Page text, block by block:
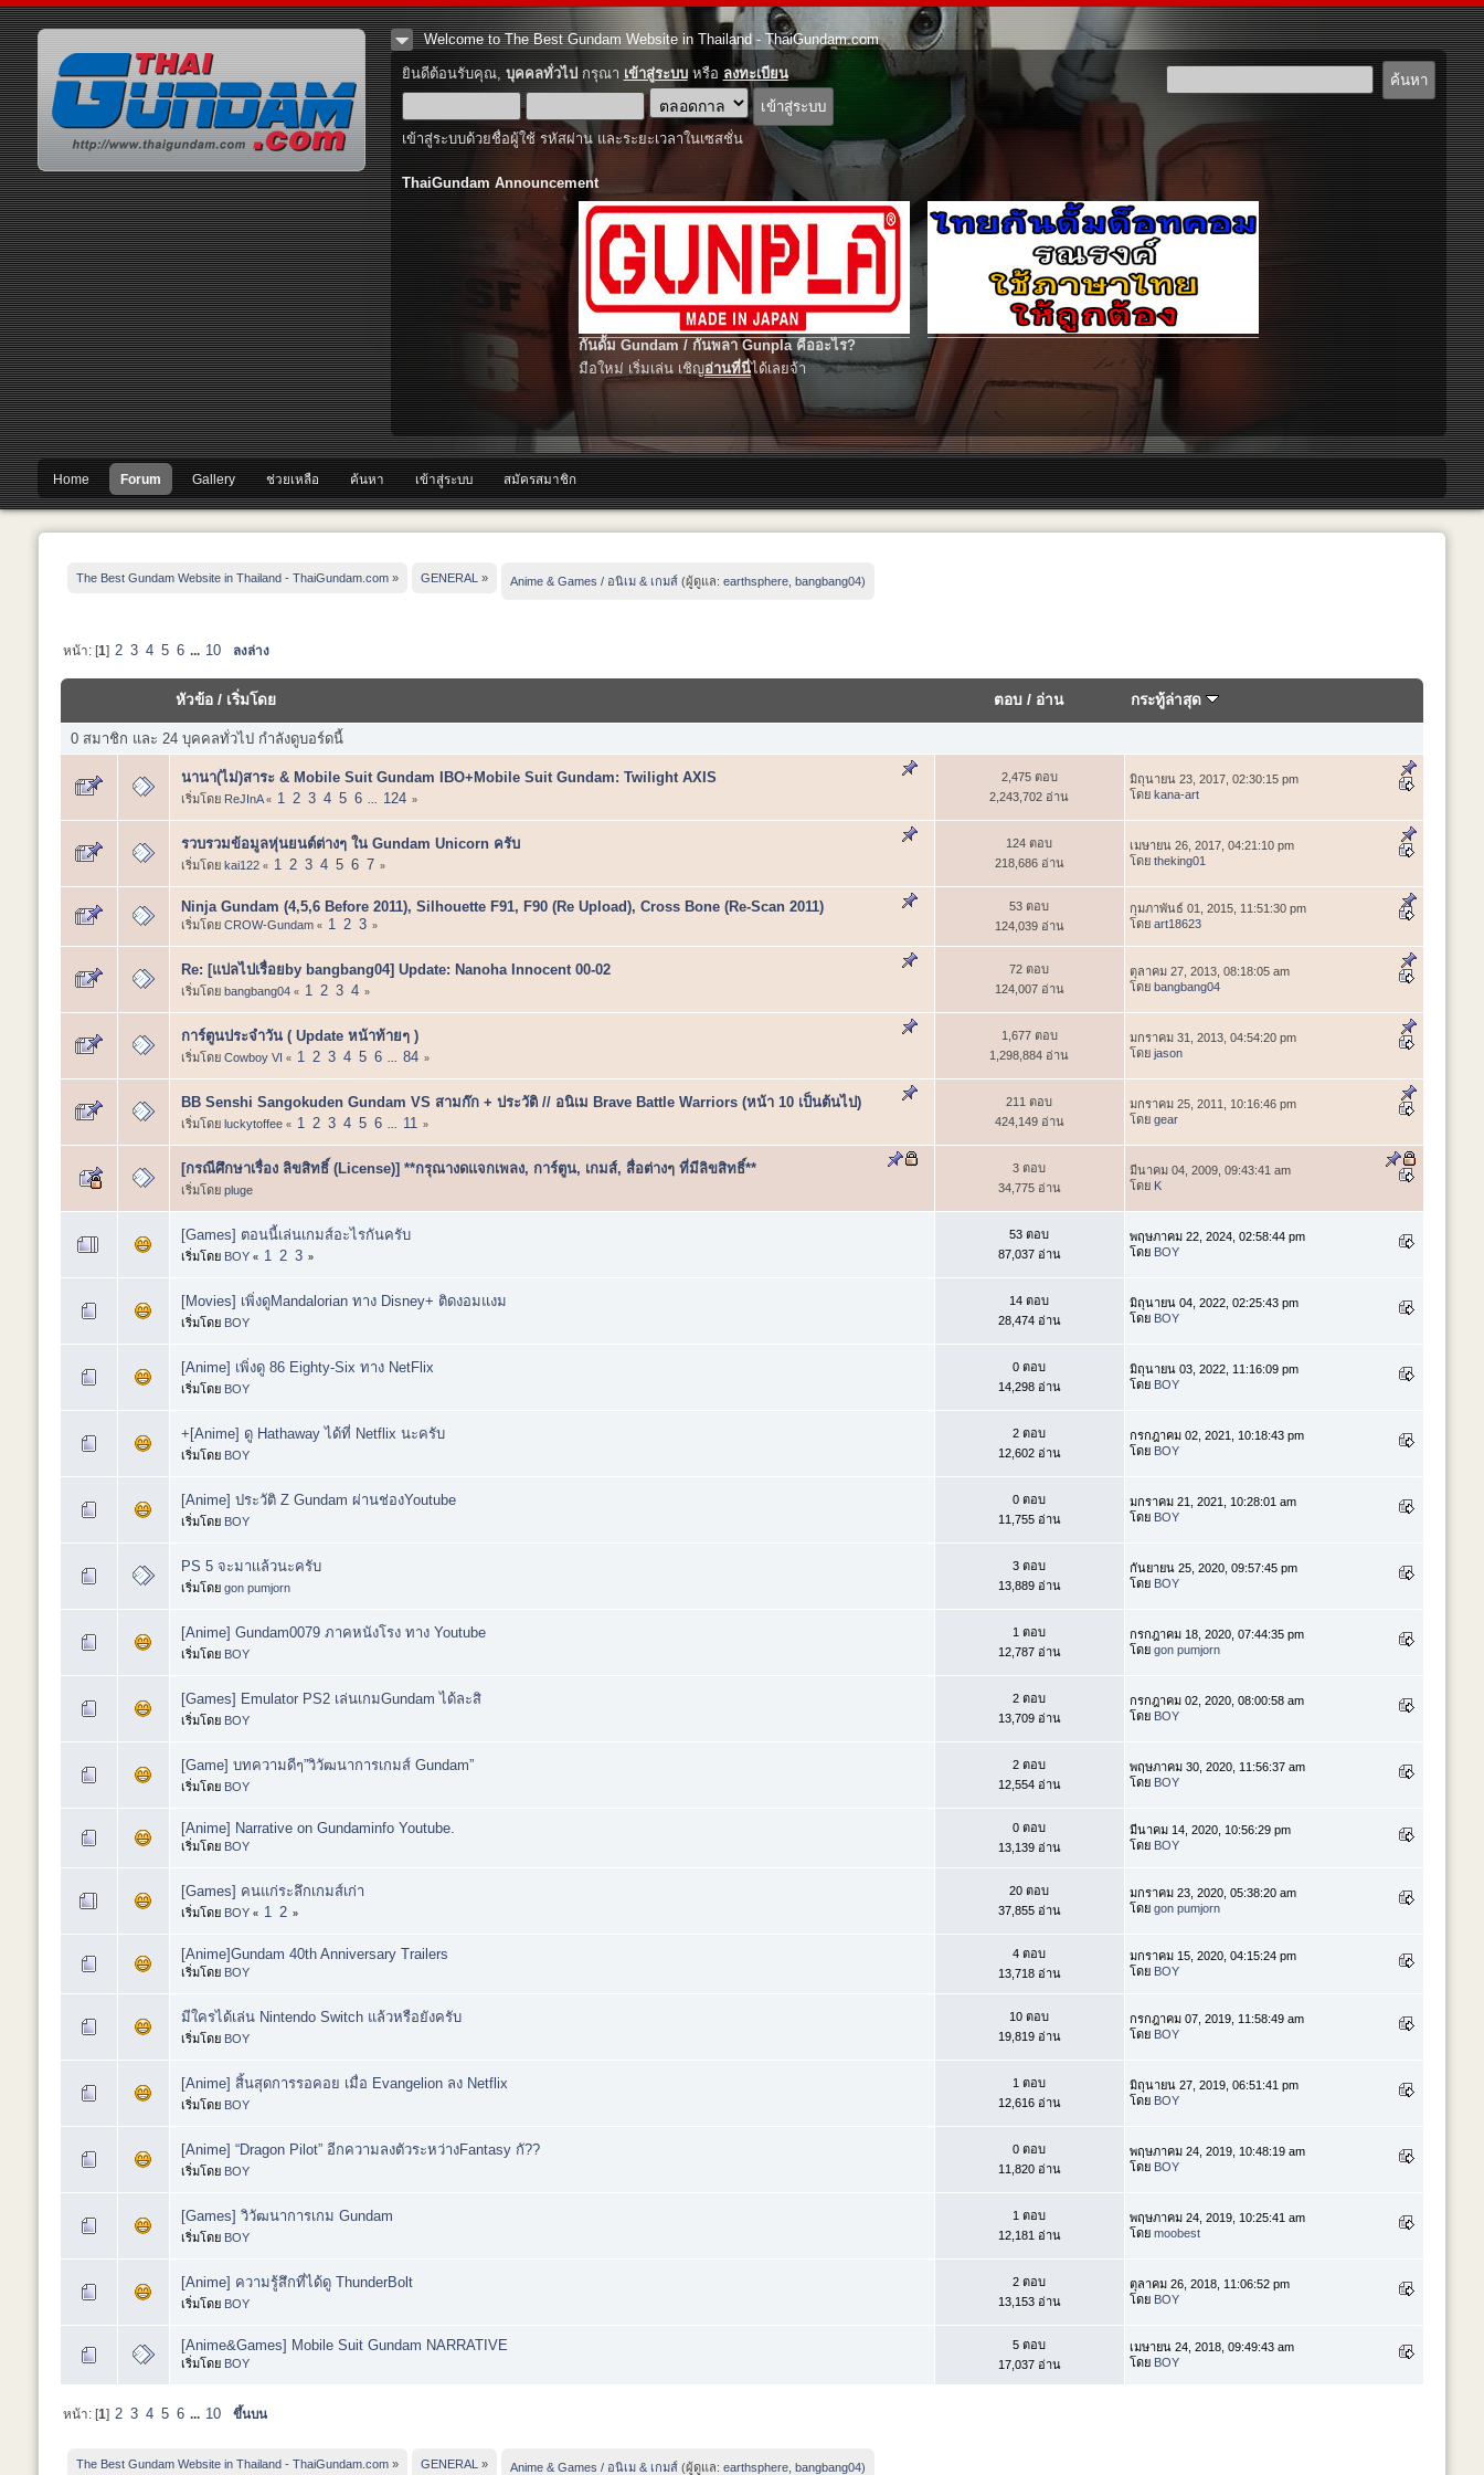
Welcome to The Best Gundam Website in Thailand - ThaiGundam.com
ยินดีต้อนรับคุณ, บุคคลทั่วไปกรุณา เข้าสู่ระบบหรือ ลงทะเบียน
เข้าสู่ระบบด้วยชื่อผู้ใช้ รหัสผ่าน และระยะเวลาในเซสชั่น
ThaiGundam Announcement
กันดั้ม Gundam / กันพลา Gunpla คืออะไร?
มือใหม่ เริ่มเล่น เชิญอ่านที่นี่ได้เลยจ้า
Home Forum Gallery ช่วยเหลือ ค้นหา เข้าสู่ระบบ สมัครสมาชิก
The Best Gundam Website in Thailand - ThaiGundam.com » GENERAL » Anime & Games / อนิเม & เกมส์ (ผู้ดูแล:earthsphere ,bangbang04)
หน้า: [1] 2 3 4 5 6 ... 10 ลงล่าง
หัวข้อ/ เริ่มโดย ตอบ / อ่าน กระทู้ล่าสุด
0 สมาชิก และ 24 บุคคลทั่วไป กำลังดูบอร์ดนี้
นานา(ไม่)สาระ & Mobile Suit Gundam IBO+Mobile Suit Gundam: Twilight AXIS
เริ่มโดย ReJInA « 1 2 3 4 5 6 124 »
2,475 ตอบ
2,243,702 อ่าน
มิถุนายน 23, 2017, 02:30:15 pm
โดย kana-art
รวบรวมข้อมูลหุ่นยนต์ต่างๆ ใน Gundam Unicorn ครับ
เริ่มโดย kai122 « 1 2 3 4 5 6 7 »
124 ตอบ
218,686 อ่าน
เมษายน 26, 2017, 04:21:10 pm
โดย theking01
Ninja Gundam (4,5,6 Before 2011), Silhouette F91, F90 (Re Upload), Cross Bone (Re-Scan 2011)
เริ่มโดย CROW-Gundam « 1 2 3 »
53 ตอบ
124,039 อ่าน
กุมภาพันธ์ 01, 2015, 11:51:30 pm
โดย art18623
Re: [แปลไปเรื่อยby bangbang04] Update: Nanoha Innocent 00-02
เริ่มโดย bangbang04 « 1 2 3 4 »
72 ตอบ
124,007 อ่าน
ตุลาคม 27, 2013, 08:18:05 am
โดย bangbang04
การ์ตูนประจำวัน ( Update หน้าท้ายๆ )
เริ่มโดย Cowboy VI « 1 2 3 4 5 6 84 »
1,677 ตอบ
1,298,884 อ่าน
มกราคม 31, 2013, 04:54:20 pm
โดย jason
BB Senshi Sangokuden Gundam VS สามก๊ก + ประวัติ // อนิเม Brave Battle Warriors (หน้า 10 เป็นต้นไป)
เริ่มโดย luckytoffee « 1 2 3 4 5 6 11 »
211 ตอบ
424,149 อ่าน
มกราคม 25, 2011, 10:16:46 pm
โดย gear
[กรณีศึกษาเรื่อง ลิขสิทธิ์ (License)] **กรุณางดแจกเพลง, การ์ตูน, เกมส์, สื่อต่างๆ ที่มีลิขสิทธิ์**
เริ่มโดย pluge
3 ตอบ
34,775 อ่าน
มีนาคม 04, 2009, 09:43:41 am
โดย K
[Games] ตอนนี้เล่นเกมส์อะไรกันครับ
เริ่มโดย BOY « 1 2 3 »
53 ตอบ
87,037 อ่าน
พฤษภาคม 22, 2024, 02:58:44 pm
โดย BOY
[Movies] เพิ่งดูMandalorian ทาง Disney+ ติดงอมแงม
เริ่มโดย BOY
14 ตอบ
28,474 อ่าน
มิถุนายน 04, 2022, 02:25:43 pm
โดย BOY
[Anime] เพิ่งดู 86 Eighty-Six ทาง NetFlix
เริ่มโดย BOY
0 ตอบ
14,298 อ่าน
มิถุนายน 03, 2022, 11:16:09 pm
โดย BOY
+[Anime] ดู Hathaway ได้ที่ Netflix นะครับ
เริ่มโดย BOY
2 ตอบ
12,602 อ่าน
กรกฎาคม 02, 2021, 10:18:43 pm
โดย BOY
[Anime] ประวัติ Z Gundam ผ่านช่องYoutube
เริ่มโดย BOY
0 ตอบ
11,755 อ่าน
มกราคม 21, 2021, 10:28:01 am
โดย BOY
PS 5 จะมาเเล้วนะครับ
เริ่มโดย gon pumjorn
3 ตอบ
13,889 อ่าน
กันยายน 25, 2020, 09:57:45 pm
โดย BOY
[Anime] Gundam0079 ภาคหนังโรง ทาง Youtube
เริ่มโดย BOY
1 ตอบ
12,787 อ่าน
กรกฎาคม 18, 2020, 07:44:35 pm
โดย gon pumjorn
[Games] Emulator PS2 เล่นเกมGundam ได้ละสิ
เริ่มโดย BOY
2 ตอบ
13,709 อ่าน
กรกฎาคม 02, 2020, 08:00:58 am
โดย BOY
[Game] บทความดีๆ”วิวัฒนาการเกมส์ Gundam”
เริ่มโดย BOY
2 ตอบ
12,554 อ่าน
พฤษภาคม 30, 2020, 11:56:37 am
โดย BOY
[Anime] Narrative on Gundaminfo Youtube.
เริ่มโดย BOY
0 ตอบ
13,139 อ่าน
มีนาคม 14, 2020, 10:56:29 pm
โดย BOY
[Games] คนแก่ระลึกเกมส์เก่า
เริ่มโดย BOY « 1 2 »
20 ตอบ
37,855 อ่าน
มกราคม 23, 2020, 05:38:20 am
โดย gon pumjorn
[Anime]Gundam 40th Anniversary Trailers
เริ่มโดย BOY
4 ตอบ
13,718 อ่าน
มกราคม 15, 2020, 04:15:24 pm
โดย BOY
มีใครได้เล่น Nintendo Switch แล้วหรือยังครับ
เริ่มโดย BOY
10 ตอบ
19,819 อ่าน
กรกฎาคม 07, 2019, 11:58:49 am
โดย BOY
[Anime] สิ้นสุดการรอคอย เมื่อ Evangelion ลง Netflix
เริ่มโดย BOY
1 ตอบ
12,616 อ่าน
มิถุนายน 27, 2019, 06:51:41 pm
โดย BOY
[Anime] “Dragon Pilot” อีกความลงตัวระหว่างFantasy กั??
เริ่มโดย BOY
0 ตอบ
11,820 อ่าน
พฤษภาคม 24, 2019, 10:48:19 am
โดย BOY
[Games] วิวัฒนาการเกม Gundam
เริ่มโดย BOY
1 ตอบ
12,181 อ่าน
พฤษภาคม 24, 2019, 10:25:41 am
โดย moobest
[Anime] ความรู้สึกที่ได้ดู ThunderBolt
เริ่มโดย BOY
2 ตอบ
13,153 อ่าน
ตุลาคม 26, 2018, 11:06:52 pm
โดย BOY
[Anime&Games] Mobile Suit Gundam NARRATIVE
เริ่มโดย BOY
5 ตอบ
17,037 อ่าน
เมษายน 24, 2018, 09:49:43 am
โดย BOY
หน้า: [1] 2 3 4 5 6 ... 10 ขึ้นบน
The Best Gundam Website in Thailand - ThaiGundam.com » GENERAL » Anime & Games / อนิเม & เกมส์ (ผู้ดูแล:earthsphere ,bangbang04)